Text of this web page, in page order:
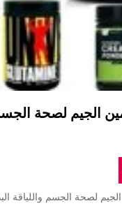
الجيم لصحة
لصحة الجسم واللياقة